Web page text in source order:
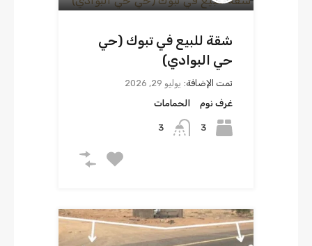
شقة للبيع في تبوك (حي
حي البوادي)
تمت الإضافة: يوليو 29, 2026
غرف نوم
3
الحمامات
3